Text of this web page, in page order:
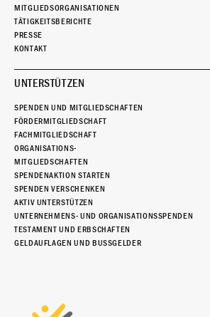
MITGLIEDSORGANISATIONEN
TÄTIGKEITSBERICHTE
PRESSE
KONTAKT
UNTERSTÜTZEN
SPENDEN UND MITGLIEDSCHAFTEN
FÖRDERMITGLIEDSCHAFT
FACHMITGLIEDSCHAFT
ORGANISATIONS-
MITGLIEDSCHAFTEN
SPENDENAKTION STARTEN
SPENDEN VERSCHENKEN
AKTIV UNTERSTÜTZEN
UNTERNEHMENS- UND ORGANISATIONSSPENDEN
TESTAMENT UND ERBSCHAFTEN
GELDAUFLAGEN UND BUSSGELDER